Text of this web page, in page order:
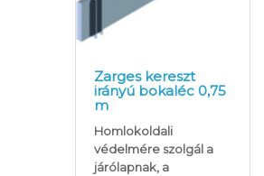
Zarges kereszt
irányú bokaléc 0,75
m
Homlokoldali
védelmére szolgál a
járólapnak, a